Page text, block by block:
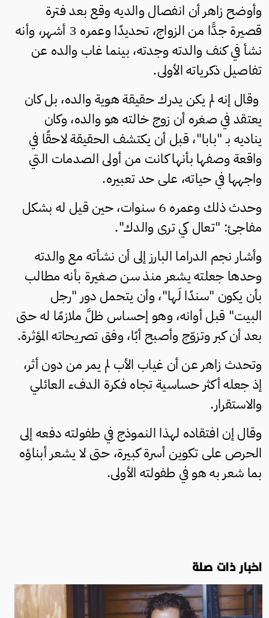
وأوضح زاهر أن انفصال والديه وقع بعد فترة
قصيرة جدًّا من الزواج، تحديدًا وعمره 3 أشهر، وأنه
نشأ في كنف والدته وجدته، بينما غاب والده عن
تفاصيل ذكرياته الأولى.
وقال إنه لم يكن يدرك حقيقة هوية والده، بل كان
يعتقد في صغره أن زوج خالته هو والده، وكان
يناديه بـ "بابا"، قبل أن يكتشف الحقيقة لاحقًا في
واقعة وصفها بأنها كانت من أولى الصدمات التي
واجهها في حياته، على حد تعبيره.
وحدث ذلك وعمره 6 سنوات، حين قيل له بشكل
مفاجئ: "تعال كي ترى والدك".
وأشار نجم الدراما البارز إلى أن نشأته مع والدته
وحدها جعلته يشعر منذ سن صغيرة بأنه مطالب
بأن يكون "سندًا لَها"، وأن يتحمل دور "رجل
البيت" قبل أوانه، وهو إحساس ظلَّ ملازمًا له حتى
بعد أن كبر وتزوّج وأصبح أبًا، وفق تصريحاته المؤثرة.
وتحدث زاهر عن أن غياب الأب لم يمر من دون أثر،
إذ جعله أكثر حساسية تجاه فكرة الدفء العائلي
والاستقرار.
وقال إن افتقاده لهذا النموذج في طفولته دفعه إلى
الحرص على تكوين أسرة كبيرة، حتى لا يشعر أبناؤه
بما شعر به هو في طفولته الأولى.
اخبار ذات صلة